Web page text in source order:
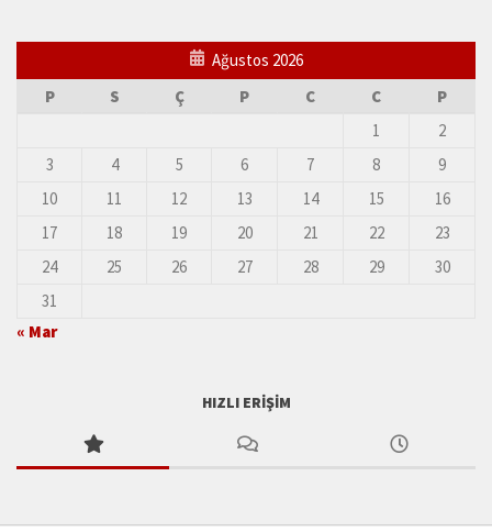
Ağustos 2026
P
S Ç P C C
P
1
2
3
4 5 6 7 8
9
10
11 12 13 14 15
16
17
18 19 20 21 22
23
24
25 26 27 28 29
30
31
« Mar
HIZLI ERIŞIM